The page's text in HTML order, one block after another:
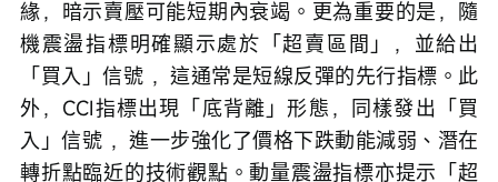
緣，暗示賣壓可能短期內衰竭。更為重要的是，隨
機震盪指標明確顯示處於「超賣區間」，並給出
「買入」信號 ，這通常是短線反彈的先行指標。此
外，CCI指標出現「底背離」形態，同樣發出「買
入」信號 ，進一步強化了價格下跌動能減弱、潛在
轉折點臨近的技術觀點。動量震盪指標亦提示「超